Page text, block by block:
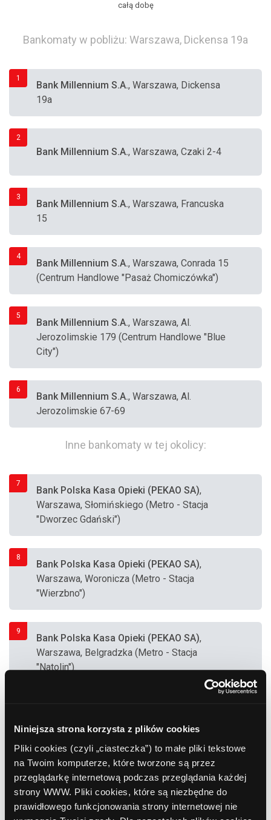
Niniejsza strona korzysta z plików cookies
Pliki cookies (czyli „ciasteczka”) to małe pliki tekstowe
na Twoim komputerze, które tworzone są przez
przeglądarkę internetową podczas przeglądania każdej
strony WWW. Pliki cookies, które są niezbędne do
prawidłowego funkcjonowania strony internetowej nie
całą dobę
Bankomaty w pobliżu: Warszawa, Dickensa 19a
1
Bank Millennium S.A., Warszawa, Dickensa
19a
2
Bank Millennium S.A., Warszawa, Czaki 2-4
3
Bank Millennium S.A., Warszawa, Francuska
15
4
Bank Millennium S.A., Warszawa, Conrada 15
(Centrum Handlowe "Pasaż Chomiczówka")
5
Bank Millennium S.A., Warszawa, Al.
Jerozolimskie 179 (Centrum Handlowe "Blue
City")
6
Bank Millennium S.A., Warszawa, Al.
Jerozolimskie 67-69
Inne bankomaty w tej okolicy:
7
Bank Polska Kasa Opieki (PEKAO SA),
Warszawa, Słomińskiego (Metro - Stacja
"Dworzec Gdański")
8
Bank Polska Kasa Opieki (PEKAO SA),
Warszawa, Woronicza (Metro - Stacja
"Wierzbno")
9
Bank Polska Kasa Opieki (PEKAO SA),
Warszawa, Belgradzka (Metro - Stacja
"Natolin")
Warszawa, Wąwozowa (Metro - Stacja
11
Bank Polska Kasa Opieki (PEKAO SA)
Warszawa, Świętokrzyska (Metro - Stacja
"Świętokrzyska")